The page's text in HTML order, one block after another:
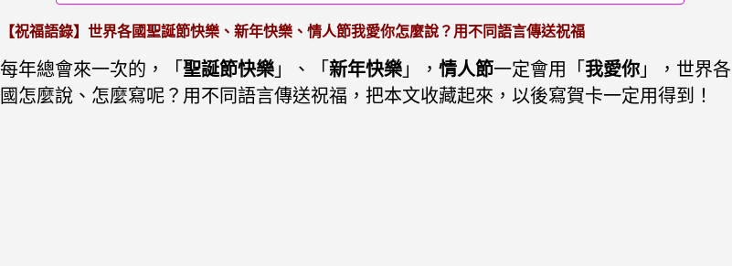
【祝福語錄】世界各國聖誕節快樂、新年快樂、情人節我愛你怎麼說？用不同語言傳送祝福
每年總會來一次的，「 聖誕節快樂 」、「 新年快樂 」， 情人節一定會用「 我愛你 」，世界各
國怎麼說、怎麼寫呢？用不同語言傳送祝福， 把本文收藏起來，以後寫賀卡一定用得到！